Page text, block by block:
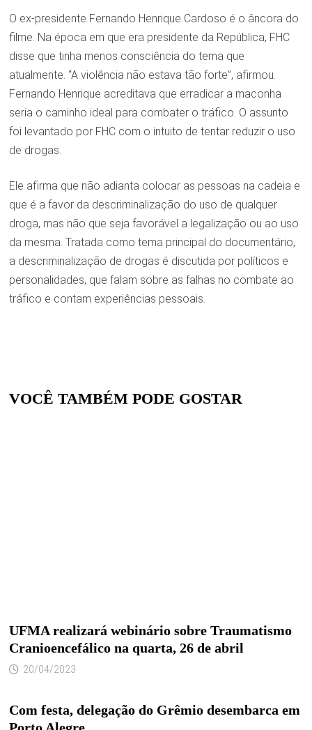
O ex-presidente Fernando Henrique Cardoso é o âncora do
filme. Na época em que era presidente da República, FHC
disse que tinha menos consciência do tema que
atualmente. “A violência não estava tão forte”, afirmou.
Fernando Henrique acreditava que erradicar a maconha
seria o caminho ideal para combater o tráfico. O assunto
foi levantado por FHC com o intuito de tentar reduzir o uso
de drogas.
Ele afirma que não adianta colocar as pessoas na cadeia e
que é a favor da descriminalização do uso de qualquer
droga, mas não que seja favorável a legalização ou ao uso
da mesma. Tratada como tema principal do documentário,
a descriminalização de drogas é discutida por políticos e
personalidades, que falam sobre as falhas no combate ao
tráfico e contam experiências pessoais.
VOCÊ TAMBÉM PODE GOSTAR
UFMA realizará webinário sobre Traumatismo
Cranioencefálico na quarta, 26 de abril
20/04/2023
Com festa, delegação do Grêmio desembarca em
Porto Alegre